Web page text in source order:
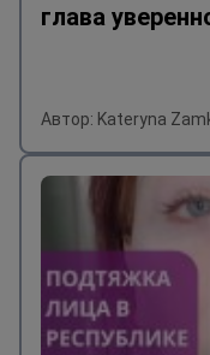
глава
Автор: Kateryna